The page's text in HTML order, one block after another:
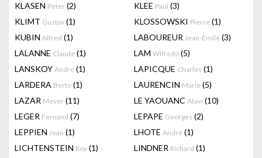
KLASEN Peter (2) KLEE Paul (3)
KLIMT Gustav (1) KLOSSOWSKI Pierre (1)
KUBIN Alfred (1) LABOUREUR Jean-Emile (3)
LALANNE Claude (1) LAM Wifredo (5)
LANSKOY Andre (1) LAPICQUE Charles (1)
LARDERA Berto (1) LAURENCIN Marie (5)
LAZAR Meyer (11) LE YAOUANC Alain (10)
LEGER Fernand (7) LEPAPE Georges (2)
LEPPIEN Jean (1) LHOTE André (1)
LICHTENSTEIN Roy (1) LINDNER Richard (1)